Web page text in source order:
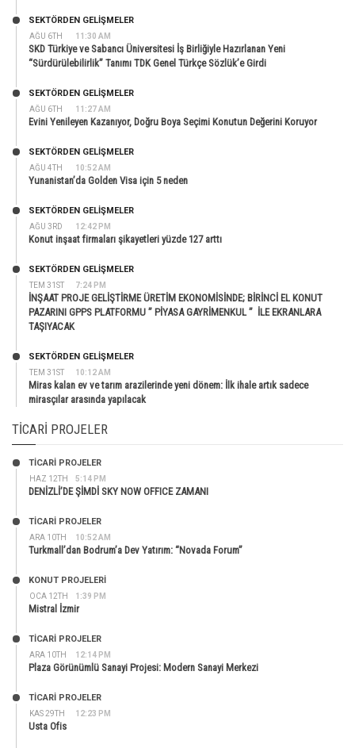
AĞU 6TH 11:30 AM
SEKTÖRDEN GELIŞMELER
SKD Türkiye ve Sabancı Üniversitesi İş Birliğiyle Hazırlanan Yeni
“Sürdürülebilirlik” Tanımı TDK Genel Türkçe Sözlük’e Girdi
AĞU 6TH 11:27 AM
SEKTÖRDEN GELIŞMELER
Evini Yenileyen Kazanıyor, Doğru Boya Seçimi Konutun Değerini Koruyor
AĞU 4TH 10:52 AM
SEKTÖRDEN GELIŞMELER
Yunanistan’da Golden Visa için 5 neden
AĞU 3RD 12:42 PM
SEKTÖRDEN GELIŞMELER
Konut inşaat firmaları şikayetleri yüzde 127 arttı
TEM 31ST 7:24 PM
SEKTÖRDEN GELIŞMELER
İNŞAAT PROJE GELİŞTİRME ÜRETİM EKONOMİSİNDE; BİRİNCİ EL KONUT
PAZARINI GPPS PLATFORMU ” PİYASA GAYRİMENKUL ” İLE EKRANLARA
TAŞIYACAK
TEM 31ST 10:12 AM
SEKTÖRDEN GELIŞMELER
Miras kalan ev ve tarım arazilerinde yeni dönem: İlk ihale artık sadece
mirasçılar arasında yapılacak
TICARI PROJELER
HAZ 12TH 5:14 PM
TİCARİ PROJELER
DENİZLİ’DE ŞİMDİ SKY NOW OFFICE ZAMANI
ARA 10TH 10:52 AM
TİCARİ PROJELER
Turkmall’dan Bodrum’a Dev Yatırım: “Novada Forum”
OCA 12TH 1:39 PM
KONUT PROJELERI
Mistral İzmir
ARA 10TH 12:14 PM
TİCARİ PROJELER
Plaza Görünümlü Sanayi Projesi: Modern Sanayi Merkezi
KAS 29TH 12:23 PM
TİCARİ PROJELER
Usta Ofis